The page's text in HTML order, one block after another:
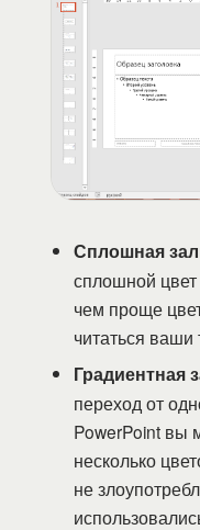
Сплошная
сплошной
чем проще
читаться
Градиентная
переход от
PowerPoint вы
несколько
не